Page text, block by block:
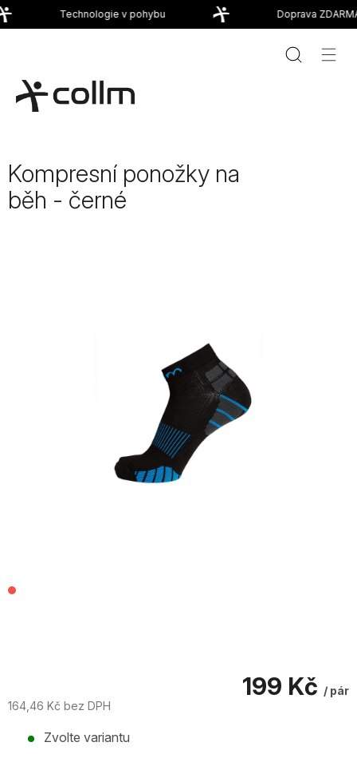
Přejít
na
Technologie v pohybu Doprava
Kompresní ponožky na
běh - černé
199 Kč / pár
164,46 Kč bez DPH
cena:
Zvolte variantu